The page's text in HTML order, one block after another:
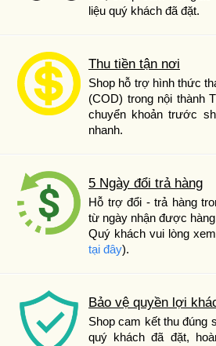
liệu quý khách đã đặt.
Thu tiền tận nơi
Shop hỗ trợ hình thức
(COD) trong nội thành
chuyển khoản trước
nhanh.
5 Ngày đổi trả hàng
Hỗ trợ đổi - trả hàng
từ ngày nhận được
Quý khách vui lòng
tại đây).
Bảo vệ quyền lợi
Shop cam kết thu đúng
quý khách đã đặt,